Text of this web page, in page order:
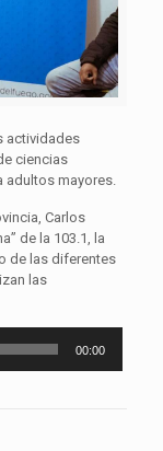
actividades
ciencias
adultos mayores.
Carlos
de la 103.1, la
de las diferentes
las
00:00